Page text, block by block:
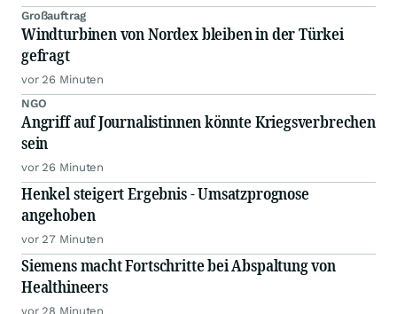
Großauftrag
Windturbinen von Nordex bleiben in der Türkei
gefragt
vor 26 Minuten
NGO
Angriff auf Journalistinnen könnte Kriegsverbrechen
sein
vor 26 Minuten
Henkel steigert Ergebnis - Umsatzprognose
angehoben
vor 27 Minuten
Siemens macht Fortschritte bei Abspaltung von
Healthineers
vor 28 Minuten